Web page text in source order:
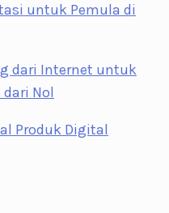
untuk Pemula di
dari Internet untuk
Nol
Produk Digital